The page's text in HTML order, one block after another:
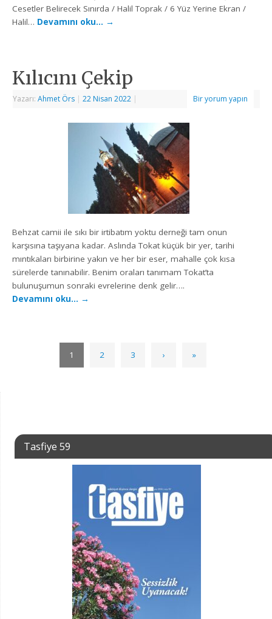
Cesetler Belirecek Sınırda / Halil Toprak / 6 Yüz Yerine Ekran /
Halil… Devamını oku… →
Kılıcını Çekip
Yazarı:Ahmet Örs | 22 Nisan 2022 | Bir yorum yapın
Behzat camii ile sıkı bir irtibatım yoktu derneği tam onun
karşısına taşıyana kadar. Aslında Tokat küçük bir yer, tarihi
mıntıkaları birbirine yakın ve her bir eser, mahalle çok kısa
sürelerde tanınabilir. Benim oraları tanımam Tokat’ta
bulunuşumun sonraki evrelerine denk gelir….
Devamını oku… →
1 2 3 › »
Tasfiye 59